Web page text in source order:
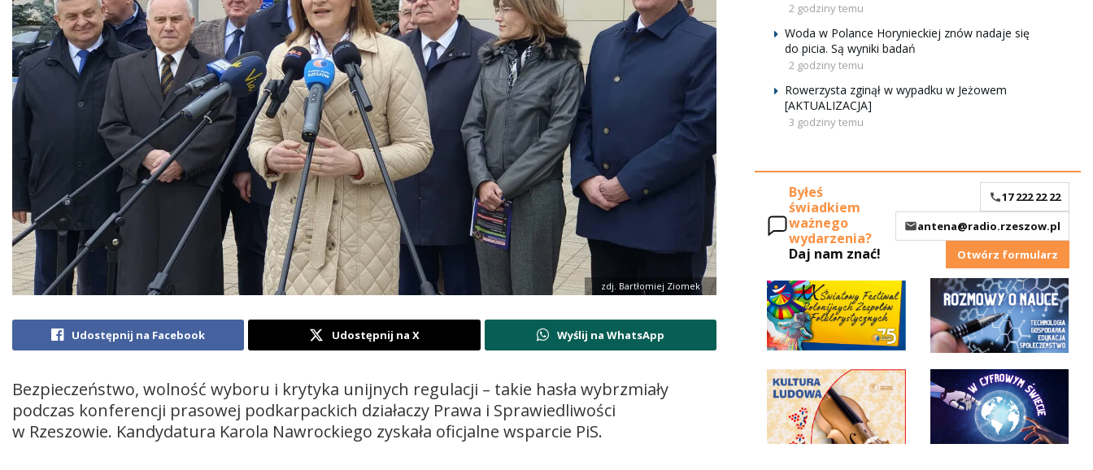
zdj. Bartłomiej Ziomek
Udostępnij na Facebook Udostępnij na X Wyślij na WhatsApp
Bezpieczeństwo, wolność wyboru i krytyka unijnych regulacji – takie hasła wybrzmiały
podczas konferencji prasowej podkarpackich działaczy Prawa i Sprawiedliwości
w Rzeszowie. Kandydatura Karola Nawrockiego zyskała oficjalne wsparcie PiS.
2 godziny temu
Woda w Polance Horynieckiej znów nadaje się
do picia. Są wyniki badań
2 godziny temu
Rowerzysta zginął w wypadku w Jeżowem
[AKTUALIZACJA]
3 godziny temu
Byłeś
świadkiem
ważnego
wydarzenia?
Daj nam znać!
17 222 22 22
antena@radio.rzeszow.pl
Otwórz formularz